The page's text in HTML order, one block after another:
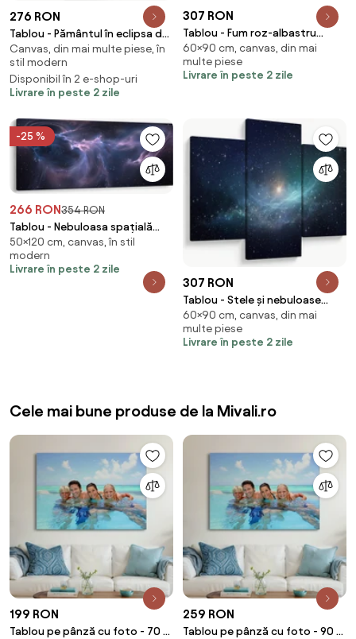
276 RON
Tablou - Pământul în eclipsa de
lună (90x60 cm)
Canvas, din mai multe piese, în
stil modern
Disponibil în 2 e-shop-uri
Livrare în peste 2 zile
307 RON
Tablou - Fum roz-albastru
(90x60 cm)
60×90 cm, canvas, din mai
multe piese
Livrare în peste 2 zile
-25 %
266 RON354 RON
Tablou - Nebuloasa spațială
(120x50 cm)
50×120 cm, canvas, în stil
modern
Livrare în peste 2 zile
307 RON
Tablou - Stele și nebuloase
(90x60 cm)
60×90 cm, canvas, din mai
multe piese
Livrare în peste 2 zile
Cele mai bune produse de la Mivali.ro
199 RON
Tablou pe pânză cu foto - 70 x
259 RON
Tablou pe pânză cu foto - 90 x